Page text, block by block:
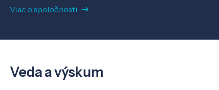
Viac o spoločnosti
Veda a výskum